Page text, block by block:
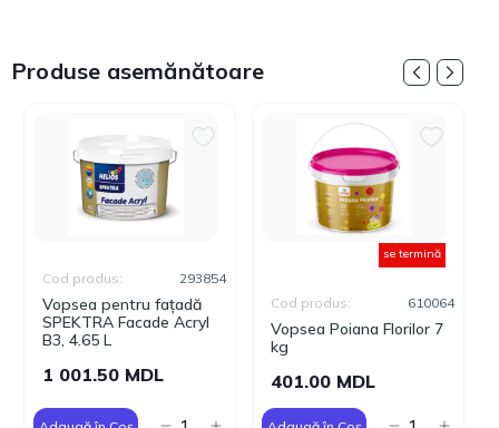
Produse asemănătoare
Vopsea pentru fațadă
SPEKTRA Facade Acryl
B3, 4.65 L
Cod produs: 293854
1 001.50 MDL
se termină
Vopsea Poiana Florilor 7
kg
Cod produs: 610064
401.00 MDL